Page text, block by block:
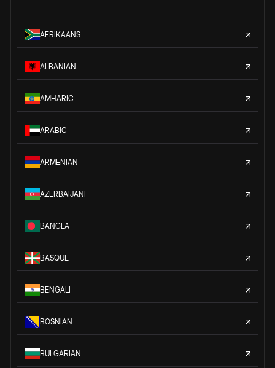
AFRIKAANS
ALBANIAN
AMHARIC
ARABIC
ARMENIAN
AZERBAIJANI
BANGLA
BASQUE
BENGALI
BOSNIAN
BULGARIAN